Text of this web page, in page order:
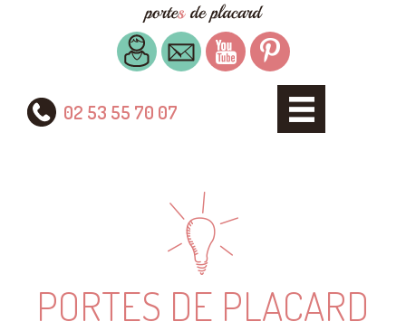
02 53 55 70 07
PORTES DE PLACARD